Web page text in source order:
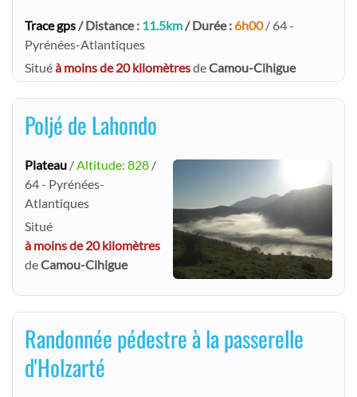
Trace gps/ Distance : 11.5km/ Durée : 6h00/ 64 -
Pyrénées-Atlantiques
Situéà moins de 20 kilomètresdeCamou-Cihigue
Poljé de Lahondo
Plateau /Altitude: 828 /
64 - Pyrénées-
Atlantiques
Situé
à moins de 20 kilomètres
deCamou-Cihigue
Randonnée pédestre à la passerelle
d'Holzarté